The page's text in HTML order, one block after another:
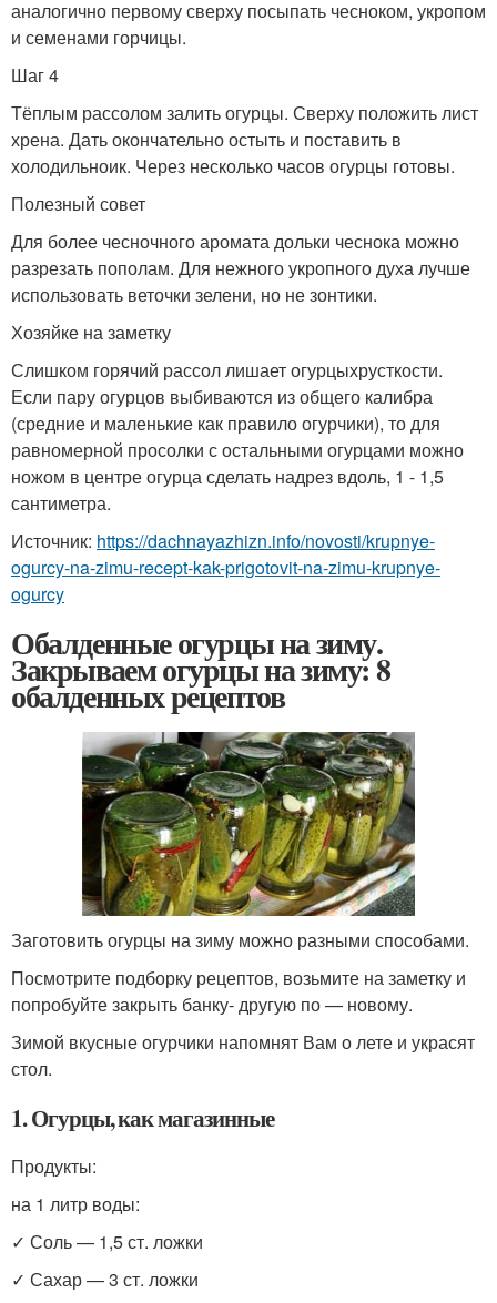
аналогично первому сверху посыпать чесноком, укропом
и семенами горчицы.
Шаг 4
Тёплым рассолом залить огурцы. Сверху положить лист
хрена. Дать окончательно остыть и поставить в
холодильноик. Через несколько часов огурцы готовы.
Полезный совет
Для более чесночного аромата дольки чеснока можно
разрезать пополам. Для нежного укропного духа лучше
использовать веточки зелени, но не зонтики.
Хозяйке на заметку
Слишком горячий рассол лишает огурцыхрусткости.
Если пару огурцов выбиваются из общего калибра
(средние и маленькие как правило огурчики), то для
равномерной просолки с остальными огурцами можно
ножом в центре огурца сделать надрез вдоль, 1 - 1,5
сантиметра.
Источник: https://dachnayazhizn.info/novosti/krupnye-
ogurcy-na-zimu-recept-kak-prigotovit-na-zimu-krupnye-
ogurcy
Обалденные огурцы на зиму.
Закрываем огурцы на зиму: 8
обалденных рецептов
Заготовить огурцы на зиму можно разными способами.
Посмотрите подборку рецептов, возьмите на заметку и
попробуйте закрыть банку- другую по — новому.
Зимой вкусные огурчики напомнят Вам о лете и украсят
стол.
1. Огурцы, как магазинные
Продукты:
на 1 литр воды:
✓ Соль — 1,5 ст. ложки
✓ Сахар — 3 ст. ложки